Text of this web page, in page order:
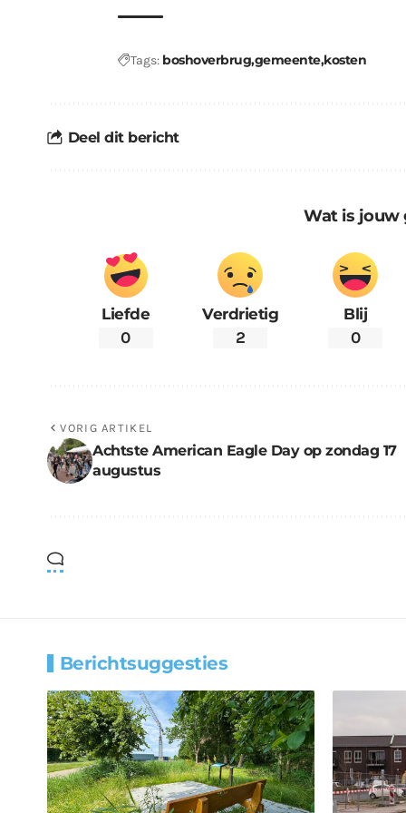
Tags: boshoverbruggemeentekosten
Deel dit bericht
Wat is jouw
Liefde
0
Verdrietig
2
Blij
0
VORIG ARTIKEL
Achtste American Eagle Day op zondag 17
augustus
Berichtsuggesties